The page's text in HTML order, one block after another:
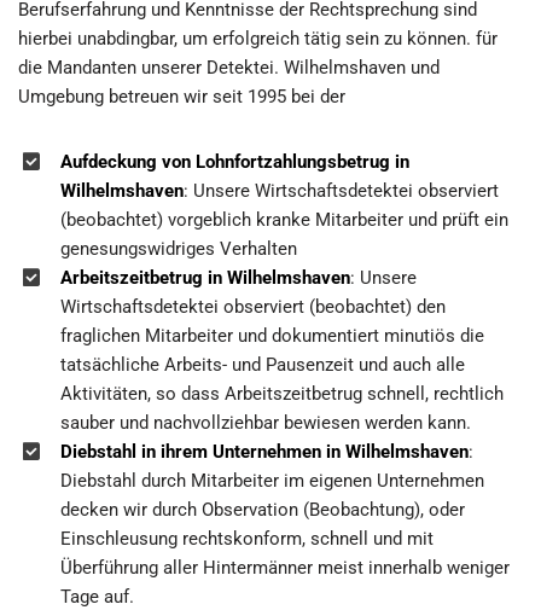
Berufserfahrung und Kenntnisse der Rechtsprechung sind
hierbei unabdingbar, um erfolgreich tätig sein zu können. für
die Mandanten unserer Detektei. Wilhelmshaven und
Umgebung betreuen wir seit 1995 bei der
Aufdeckung von Lohnfortzahlungsbetrug in
Wilhelmshaven: Unsere Wirtschaftsdetektei observiert
(beobachtet) vorgeblich kranke Mitarbeiter und prüft ein
genesungswidriges Verhalten
Arbeitszeitbetrug in Wilhelmshaven: Unsere
Wirtschaftsdetektei observiert (beobachtet) den
fraglichen Mitarbeiter und dokumentiert minutiös die
tatsächliche Arbeits- und Pausenzeit und auch alle
Aktivitäten, so dass Arbeitszeitbetrug schnell, rechtlich
sauber und nachvollziehbar bewiesen werden kann.
Diebstahl in ihrem Unternehmen in Wilhelmshaven:
Diebstahl durch Mitarbeiter im eigenen Unternehmen
decken wir durch Observation (Beobachtung), oder
Einschleusung rechtskonform, schnell und mit
Überführung aller Hintermänner meist innerhalb weniger
Tage auf.